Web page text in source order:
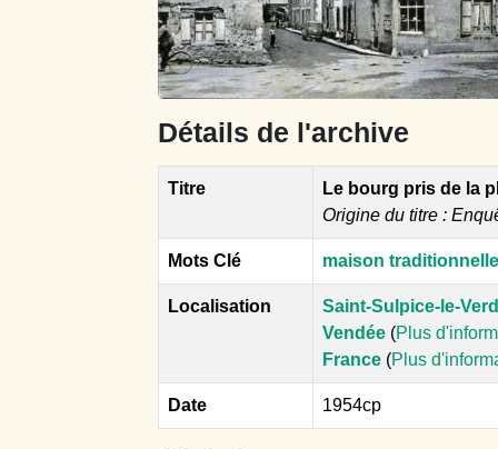
Détails de l'archive
Titre
Le bourg pris de la
Origine du titre :
Mots Clé maison traditionnelle
Localisation
Saint-Sulpice-le-
Vendée (Plus
France (Plus
Date 1954cp